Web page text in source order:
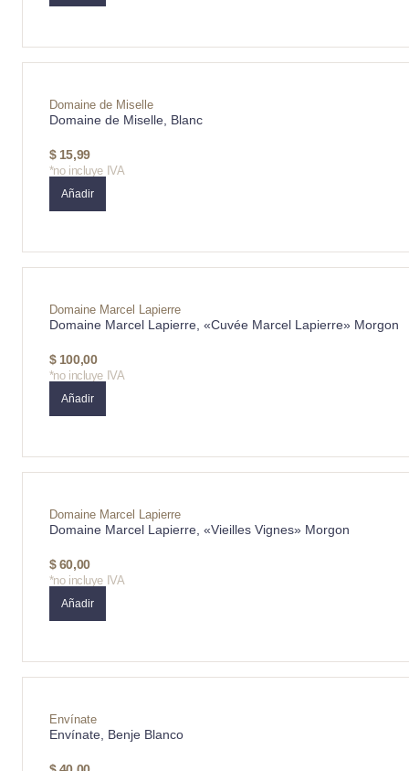
Domaine de Miselle
Domaine de Miselle, Blanc
$15,99
*no incluye IVA
Añadir
Domaine Marcel Lapierre
Domaine Marcel Lapierre, «Cuvée Marcel Lapierre» Morgon
$100,00
*no incluye IVA
Añadir
Domaine Marcel Lapierre
Domaine Marcel Lapierre, «Vieilles Vignes» Morgon
$60,00
*no incluye IVA
Añadir
Envínate
Envínate, Benje Blanco